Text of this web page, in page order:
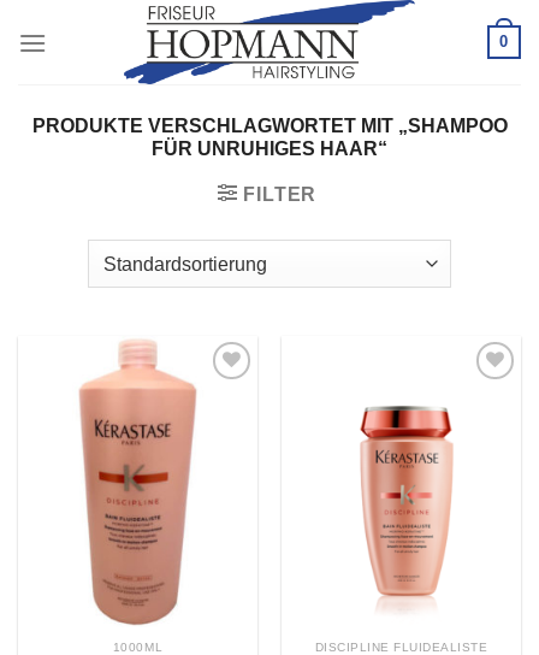
Inhalt
0
PRODUKTE VERSCHLAGWORTET MIT „SHAMPOO
FÜR UNRUHIGES HAAR“
FILTER
Wunschliste
hinzufügen
1000ML
Wunschliste
hinzufügen
DISCIPLINE FLUIDEALISTE